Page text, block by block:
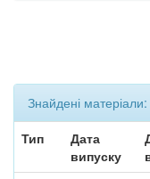
Знайдені матеріали:
Тип
Дата
випуску